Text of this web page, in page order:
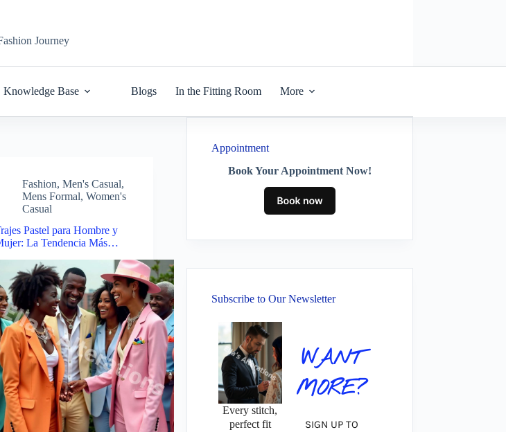
Journey
Knowledge Base Blogs In the Fitting Room More
Fashion,Men's Casual,
Mens Formal,Women's
Casual
Pastel para Hombre y
La Tendencia Más…
Appointment
Book Your Appointment Now!
Subscribe to Our Newsletter
Every stitch,
perfect fit
WANT
MORE?
SIGN UP TO